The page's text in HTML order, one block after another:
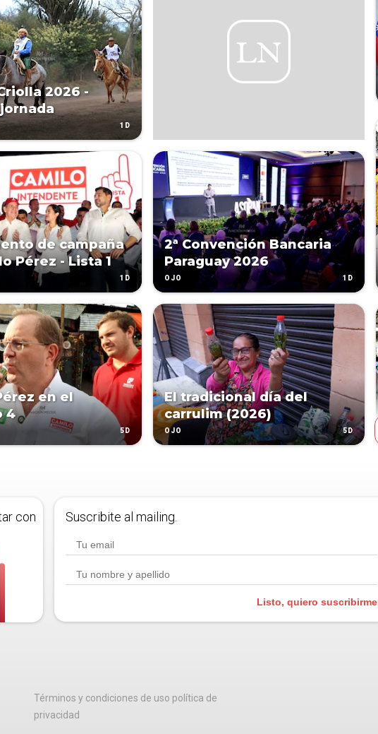
2026 -
1D
de campaña
Pérez - Lista 1
1D
2ª Convención Bancaria
Paraguay 2026
OJO 1D
en el
4
5D
El tradicional día del
carrulim (2026)
OJO 5D
con
Suscribite al mailing.
Listo, quiero suscribirme
Términos y condiciones de uso política de
privacidad